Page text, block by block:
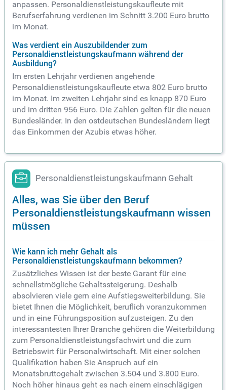
anpassen. Personaldienstleistungskaufleute mit
Berufserfahrung verdienen im Schnitt 3.200 Euro brutto
im Monat.
Was verdient ein Auszubildender zum
Personaldienstleistungskaufmann während der
Ausbildung?
Im ersten Lehrjahr verdienen angehende
Personaldienstleistungskaufleute etwa 802 Euro brutto
im Monat. Im zweiten Lehrjahr sind es knapp 870 Euro
und im dritten 956 Euro. Die Zahlen gelten für die neuen
Bundesländer. In den ostdeutschen Bundesländern liegt
das Einkommen der Azubis etwas höher.
Personaldienstleistungskaufmann Gehalt
Alles, was Sie über den Beruf
Personaldienstleistungskaufmann wissen
müssen
Wie kann ich mehr Gehalt als
Personaldienstleistungskaufmann bekommen?
Zusätzliches Wissen ist der beste Garant für eine
schnellstmögliche Gehaltssteigerung. Deshalb
absolvieren viele gern eine Aufstiegsweiterbildung. Sie
bietet Ihnen die Möglichkeit, beruflich voranzukommen
und in eine Führungsposition aufzusteigen. Zu den
interessantesten Ihrer Branche gehören die Weiterbildung
zum Personaldienstleistungsfachwirt und die zum
Betriebswirt für Personalwirtschaft. Mit einer solchen
Qualifikation haben Sie Anspruch auf ein
Monatsbruttogehalt zwischen 3.504 und 3.800 Euro.
Noch höher hinaus geht es nach einem einschlägigen